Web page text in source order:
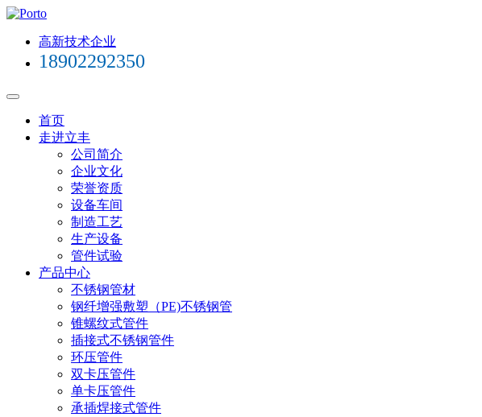
高新技术企业
18902292350
首页
走进立丰
公司简介
企业文化
荣誉资质
设备车间
制造工艺
生产设备
管件试验
产品中心
不锈钢管材
钢纤增强敷塑（PE)不锈钢管
锥螺纹式管件
插接式不锈钢管件
环压管件
双卡压管件
单卡压管件
承插焊接式管件